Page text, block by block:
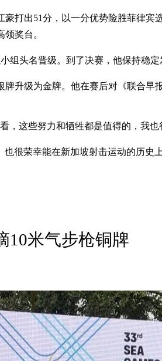
打出51分，以一分优势险胜菲律宾
奖台。
头名晋级。到了决赛，他保持稳定
升级为金牌。他在赛后对《联合早
这些努力和牺牲都是值得的，我也
很荣幸能在新加坡射击运动的历
10米气步枪铜牌